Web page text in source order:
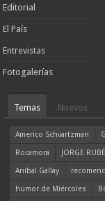
Editorial
El País
Entrevistas
Fotogalerías
Temas Nuevos
Americo Schvartzman
Rocamora
JORGE
Aníbal Gallay
humor de Miércoles